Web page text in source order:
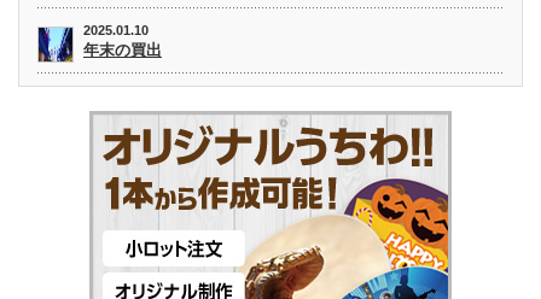
2025.01.10
年末の買出